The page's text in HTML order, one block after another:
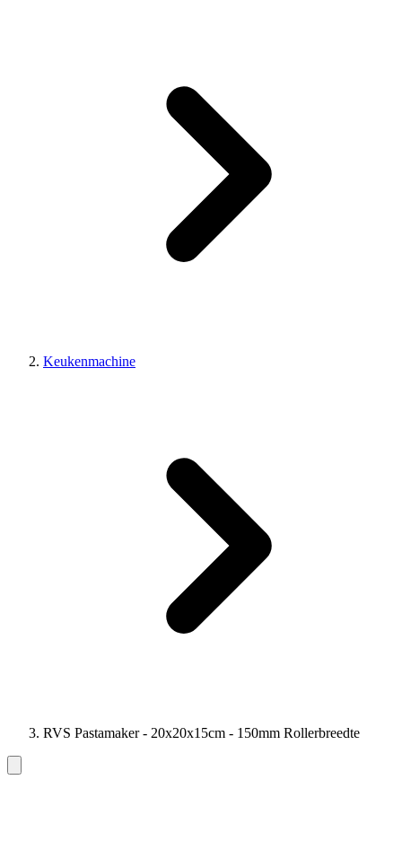
Keukenmachine
RVS Pastamaker - 20x20x15cm - 150mm Rollerbreedte